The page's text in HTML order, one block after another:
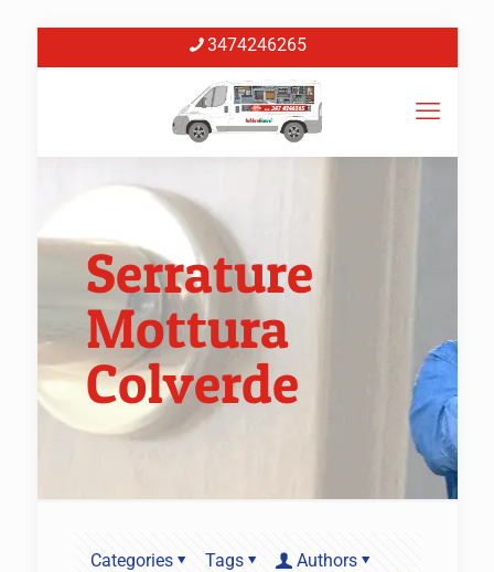
3474246265
Serrature
Mottura
Colverde
Categories Tags
Authors